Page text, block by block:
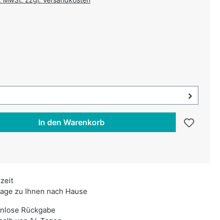
öffnen, aktuell ausgewählt:
In den Warenkorb
zu Ihnen nach Hause
Rückgabe